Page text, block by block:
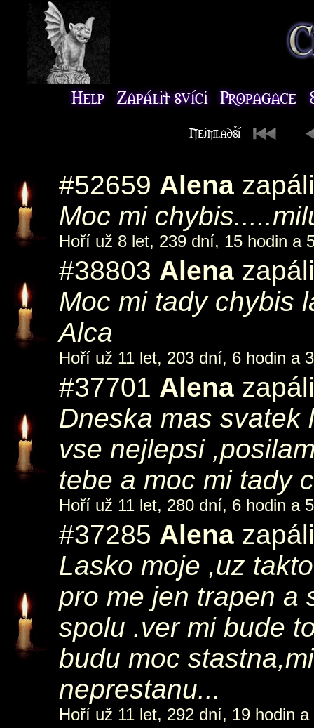
#52659 Alena
Moc mi
Hoří už 8 let, 239 dní, 15 hodin a
#38803 Alena
Moc mi tady chybis
Alca
Hoří už 11 let, 203 dní, 6 hodin a
#37701 Alena
Dneska mas svatek
vse nejlepsi
tebe a moc mi tady
Hoří už 11 let, 280 dní, 6 hodin a
#37285 Alena
Lasko moje ,uz
pro me jen trapen a
spolu .ver mi bude
budu moc
neprestanu...
Hoří už 11 let, 292 dní, 19 hodin